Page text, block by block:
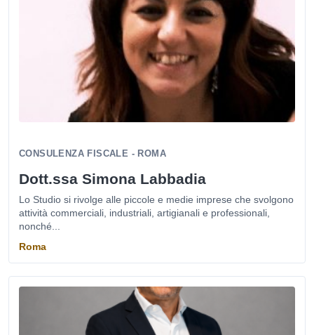
CONSULENZA FISCALE - ROMA
Dott.ssa Simona Labbadia
Lo Studio si rivolge alle piccole e medie imprese che svolgono
attività commerciali, industriali, artigianali e professionali,
nonché...
Roma